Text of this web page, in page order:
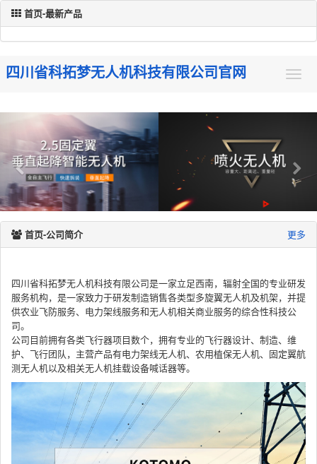
首页-最新产品
四川省科拓梦无人机科技有限公司官网
首页-公司简介 更多
四川省科拓梦无人机科技有限公司是一家立足西南，辐射全国的专业研发
服务机构，是一家致力于研发制造销售各类型多旋翼无人机及机架，并提
供农业飞防服务、电力架线服务和无人机相关商业服务的综合性科技公
司。
公司目前拥有各类飞行器项目数个，拥有专业的飞行器设计、制造、维
护、飞行团队，主营产品有电力架线无人机、农用植保无人机、固定翼航
测无人机以及相关无人机挂载设备喊话器等。